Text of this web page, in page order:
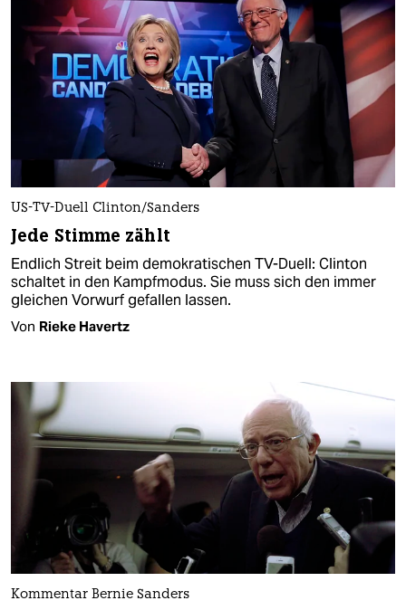
US-TV-Duell Clinton/Sanders
Jede Stimme zählt
Endlich Streit beim demokratischen TV-Duell: Clinton
schaltet in den Kampfmodus. Sie muss sich den immer
gleichen Vorwurf gefallen lassen.
Von Rieke Havertz
Kommentar Bernie Sanders